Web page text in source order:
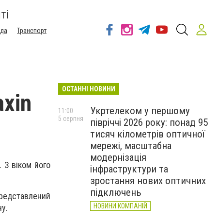
Транспорт
З віком його
ОСТАННІ НОВИНИ
Укртелеком у першому
півріччі 2026 року: понад 95
тисяч кілометрів оптичної
мережі, масштабна
модернізація
інфраструктури та
зростання нових оптичних
підключень
НОВИНИ КОМПАНІЙ
11:00
5 серпня